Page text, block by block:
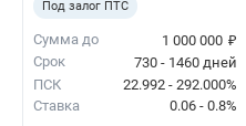
Под залог ПТС
Сумма до 1 000 000 ₽
Срок
730 - 1460 дней
ПСК
22.992 - 292.000%
Ставка
0.06 - 0.8%